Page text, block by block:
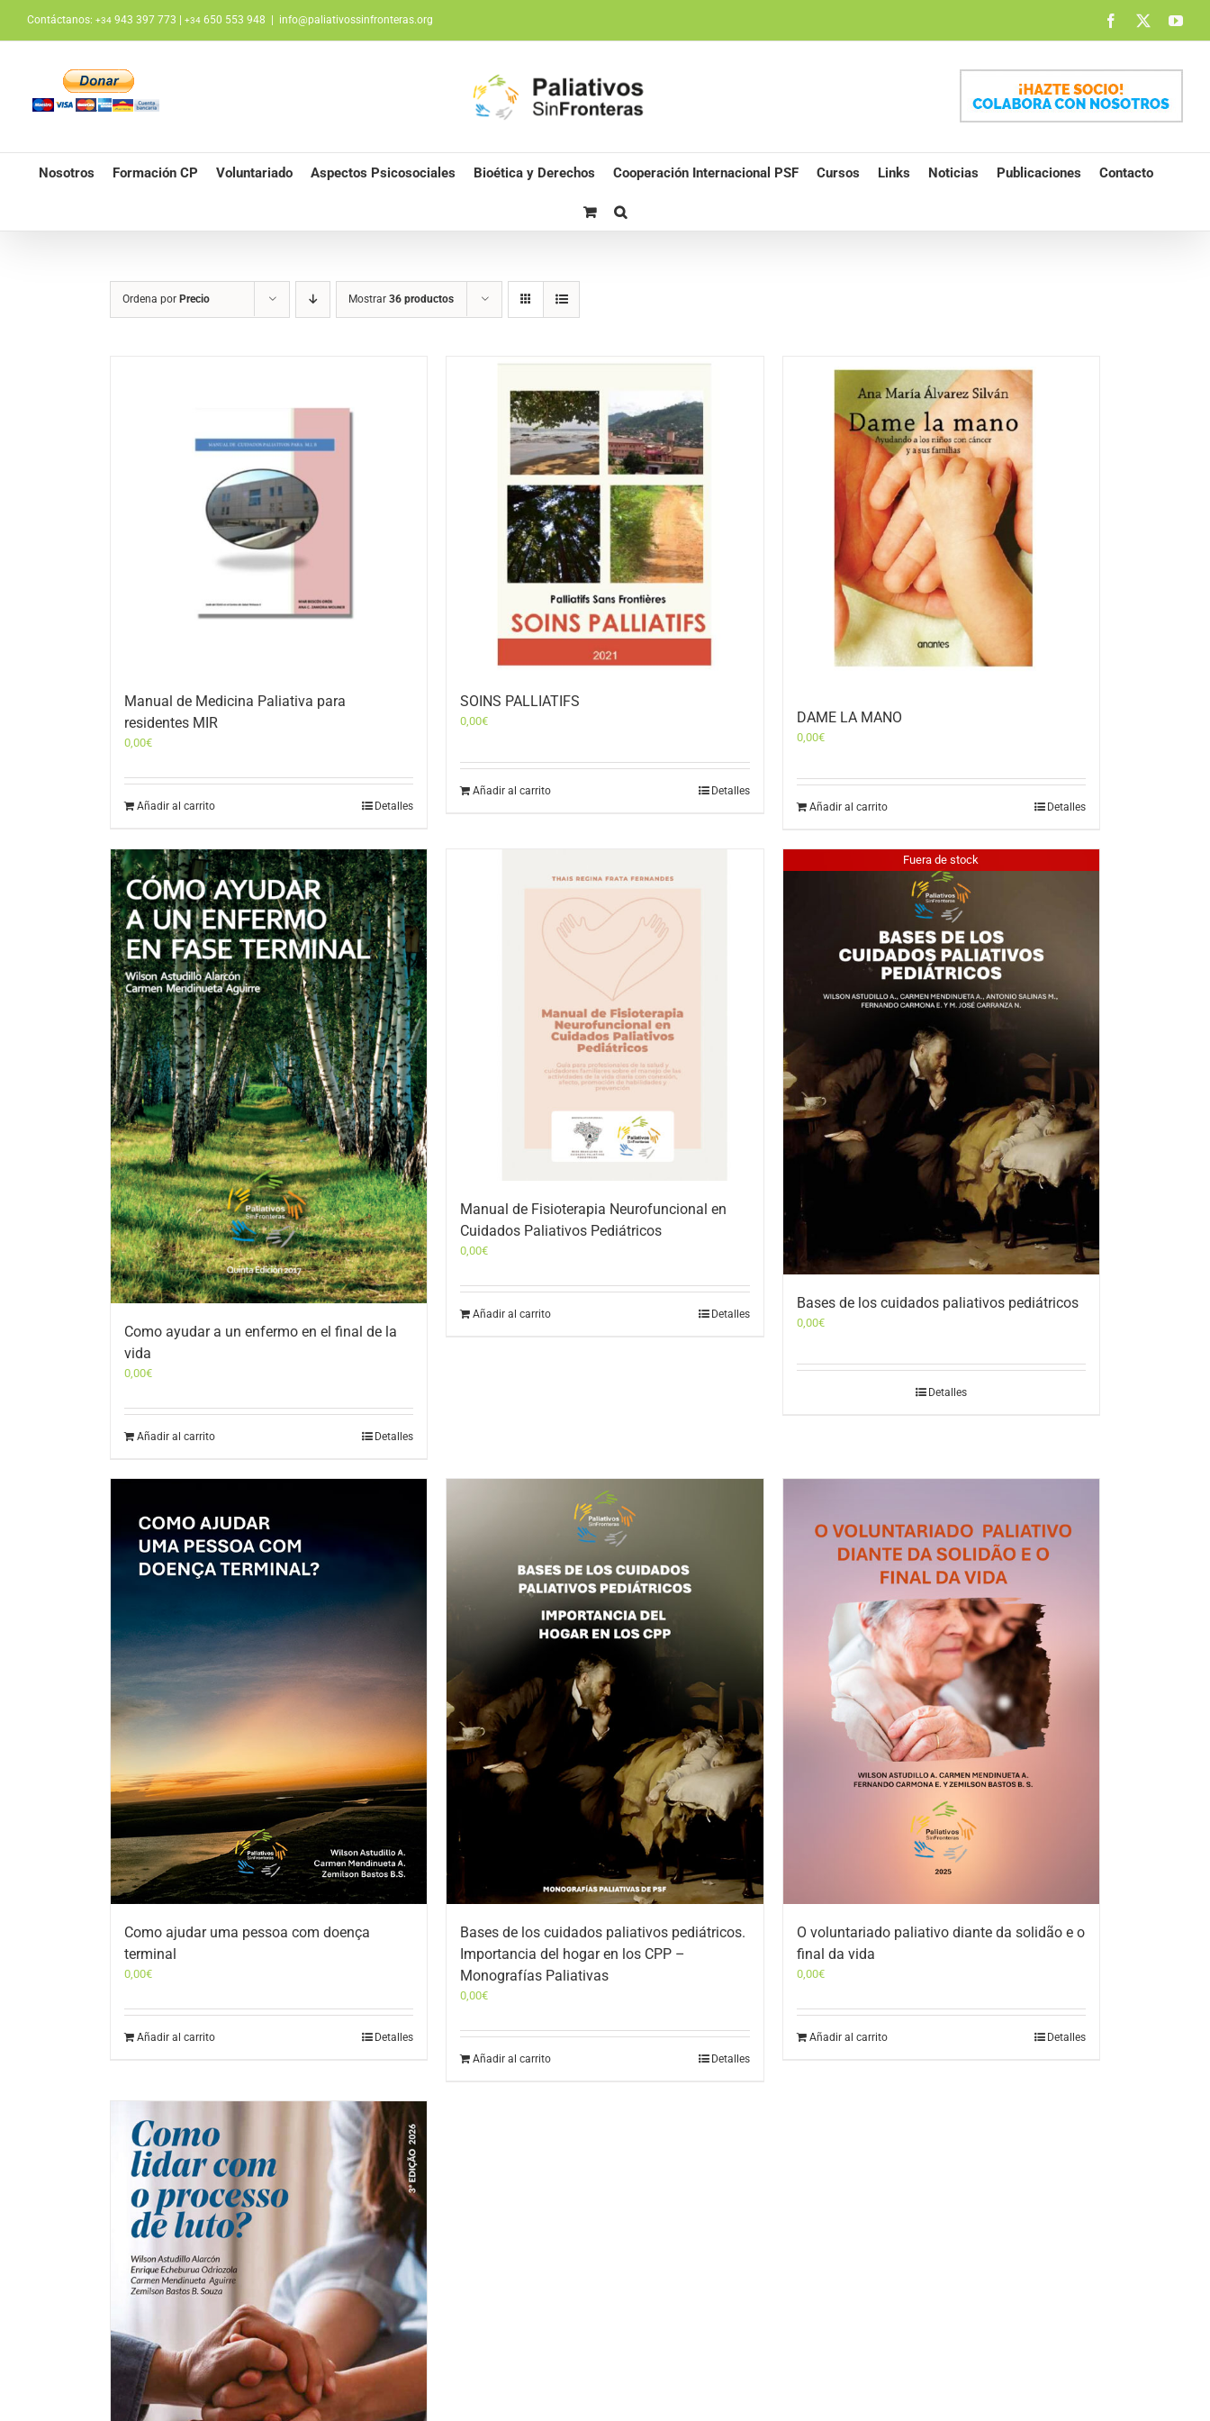
contenido
Contáctanos: +34 943 397 773 | +34 650 553 948 info@paliativossinfronteras.org Facebook
Nosotros Formación CP Voluntariado Aspectos Psicosociales Bioética y Derechos Cooperación Internacional PSF Cursos Links Noticias Publicaciones Contacto
Ordena por Precio Mostrar 36 productos
Manual de Medicina Paliativa para
residentes MIR
0,00€
Añadir al carrito Detalles
SOINS PALLIATIFS
0,00€
Añadir al carrito Detalles
DAME LA MANO
0,00€
Añadir al carrito Detalles
Como ayudar a un enfermo en el final de la
vida
0,00€
Añadir al carrito Detalles
Manual de Fisioterapia Neurofuncional en
Cuidados Paliativos Pediátricos
0,00€
Añadir al carrito Detalles
Fuera de stock
Bases de los cuidados paliativos pediátricos
0,00€
Detalles
Como ajudar uma pessoa com doença
terminal
0,00€
Añadir al carrito Detalles
Bases de los cuidados paliativos pediátricos.
Importancia del hogar en los CPP –
Monografías Paliativas
0,00€
Añadir al carrito Detalles
O voluntariado paliativo diante da solidão e o
final da vida
0,00€
Añadir al carrito Detalles